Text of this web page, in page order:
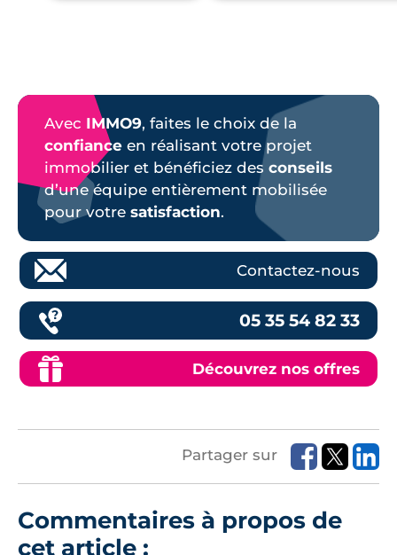
Avec IMMO9, faites le choix de la
confiance en réalisant votre projet
immobilier et bénéficiez des conseils
d’une équipe entièrement mobilisée
pour votre satisfaction.
Contactez-nous
05 35 54 82 33
Découvrez nos offres
Partager sur
Commentaires à propos de
cet article :